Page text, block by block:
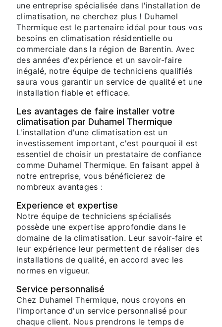
une entreprise spécialisée dans l'installation de
climatisation, ne cherchez plus ! Duhamel
Thermique est le partenaire idéal pour tous vos
besoins en climatisation résidentielle ou
commerciale dans la région de Barentin. Avec
des années d'expérience et un savoir-faire
inégalé, notre équipe de techniciens qualifiés
saura vous garantir un service de qualité et une
installation fiable et efficace.
Les avantages de faire installer votre
climatisation par Duhamel Thermique
L'installation d'une climatisation est un
investissement important, c'est pourquoi il est
essentiel de choisir un prestataire de confiance
comme Duhamel Thermique. En faisant appel à
notre entreprise, vous bénéficierez de
nombreux avantages :
Experience et expertise
Notre équipe de techniciens spécialisés
possède une expertise approfondie dans le
domaine de la climatisation. Leur savoir-faire et
leur expérience leur permettent de réaliser des
installations de qualité, en accord avec les
normes en vigueur.
Service personnalisé
Chez Duhamel Thermique, nous croyons en
l'importance d'un service personnalisé pour
chaque client. Nous prendrons le temps de